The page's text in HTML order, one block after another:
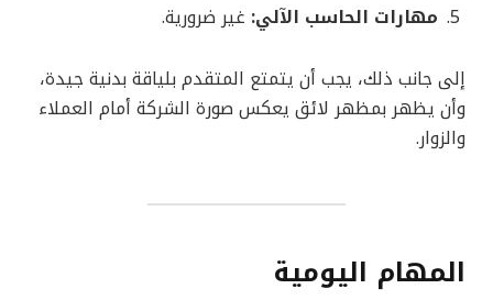
مهارات الحاسب الآلي: غير ضرورية.
إلى جانب ذلك، يجب أن يتمتع المتقدم بلياقة بدنية جيدة،
وأن يظهر بمظهر لائق يعكس صورة الشركة أمام العملاء
والزوار.
المهام اليومية